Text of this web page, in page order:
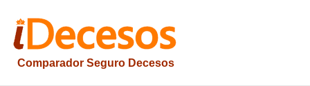
contenido
Comparador Seguro Decesos